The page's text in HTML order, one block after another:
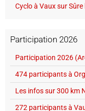
Cyclo à Vaux sur
Participation 2026
Participation 2026
474 participants à
Les infos sur 300 km
272 participants à